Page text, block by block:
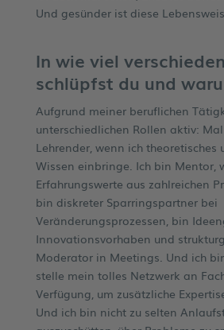
Und gesünder ist diese
In wie viel
schlüpfst du und
Aufgrund meiner beruflichen
unterschiedlichen Rollen aktiv:
Lehrender, wenn ich theoretisches
Wissen einbringe. Ich bin Mentor,
Erfahrungswerte aus zahlreichen
bin diskreter Sparringspartner bei
Veränderungsprozessen, bin
Innovationsvorhaben und
Moderator in Meetings. Und ich
stelle mein tolles Netzwerk an
Verfügung, um zusätzliche
Und ich bin nicht zu selten